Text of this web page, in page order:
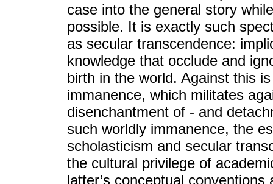
case into the general story
possible. It is exactly such
as secular transcendence:
knowledge that occlude and
birth in the world. Against this
immanence, which militates
disenchantment of - and
such worldly immanence, the
scholasticism and secular
the cultural privilege of
latter’s conceptual